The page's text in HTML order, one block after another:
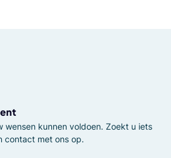
wensen kunnen voldoen. Zoekt u iets
contact met ons op.